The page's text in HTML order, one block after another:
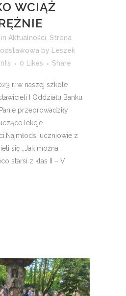
WCIĄŻ
in Aktualności, Strona
by Leszek
0 Likes Share
r. w naszej szkole
I Oddziału Banku
przeprowadziły
lekcje
uczniowie z
się „Jak można
starsi z klas II – V